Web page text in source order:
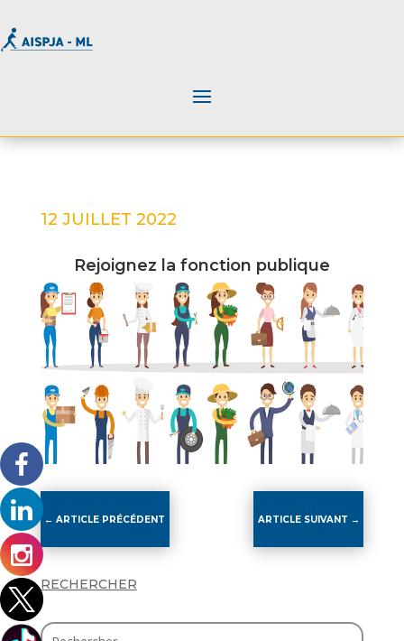
12 JUILLET 2022
Rejoignez la fonction publique
←ARTICLE PRÉCÉDENT ARTICLE SUIVANT →
RECHERCHER